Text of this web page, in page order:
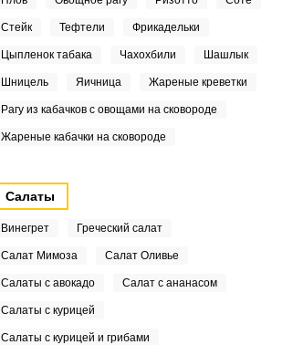
Стейк Тефтели Фрикадельки
Цыпленок табака Чахохбили Шашлык
Шницель Яичница Жареные креветки
Рагу из кабачков с овощами на сковороде
Жареные кабачки на сковороде
Салаты
Винегрет Греческий салат
Салат Мимоза Салат Оливье
Салаты с авокадо Салат с ананасом
Салаты с курицей
Салаты с курицей и грибами